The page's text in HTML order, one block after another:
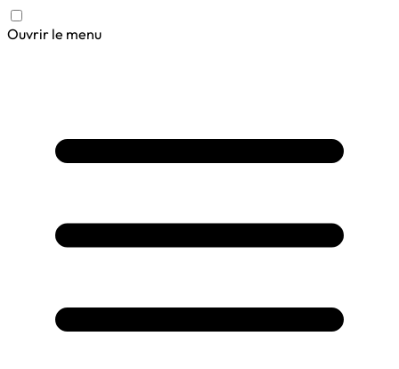
Ouvrir le menu